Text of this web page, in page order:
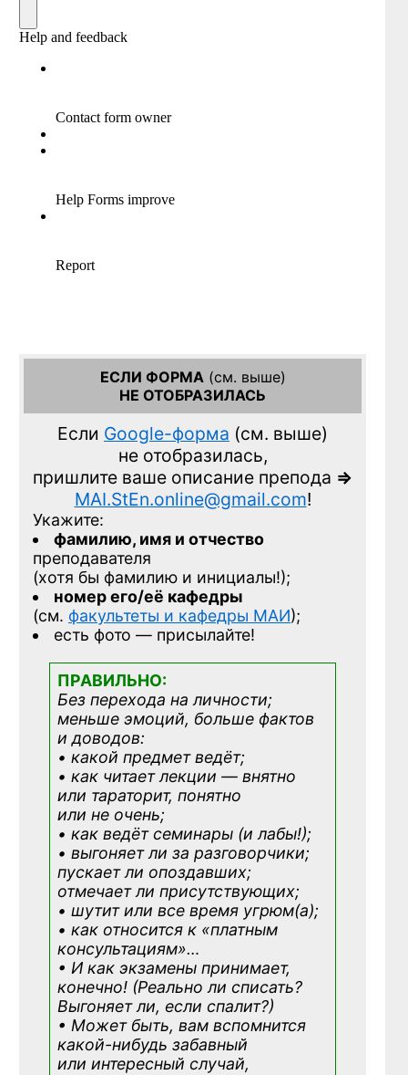
ЕСЛИ ФОРМА(см. выше)
НЕ ОТОБРАЗИЛАСЬ
Если Google-форма (см. выше)
не отобразилась,
пришлите ваше описание препода =>
MAI.StEn.online@gmail.com!
Укажите:
фамилию, имя и отчество
преподавателя
(хотя бы фамилию и инициалы!);
номер его/её кафедры
(см. факультеты и кафедры МАИ);
есть фото — присылайте!
ПРАВИЛЬНО:
Без перехода на личности;
меньше эмоций, больше фактов
и доводов:
• какой предмет ведёт;
• как читает лекции — внятно
или тараторит, понятно
или не очень;
• как ведёт семинары (и лабы!);
• выгоняет ли за разговорчики;
пускает ли опоздавших;
отмечает ли присутствующих;
• шутит или все время угрюм(а);
• как относится к «платным
консультациям»…
• И как экзамены принимает,
конечно! (Реально ли списать?
Выгоняет ли, если спалит?)
• Может быть, вам вспомнится
какой-нибудь забавный
или интересный случай,